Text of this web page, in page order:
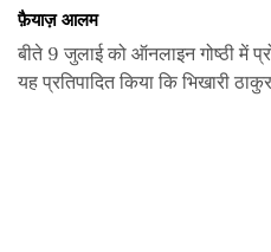
फ़ैयाज़ आलम
बीते 9 जुलाई को ऑनलाइन गोष्ठी में
यह प्रतिपादित किया कि भिखारी